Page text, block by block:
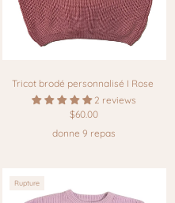
Tricot brodé personnalisé I Rose
2 reviews
$60.00
donne 9 repas
Rupture